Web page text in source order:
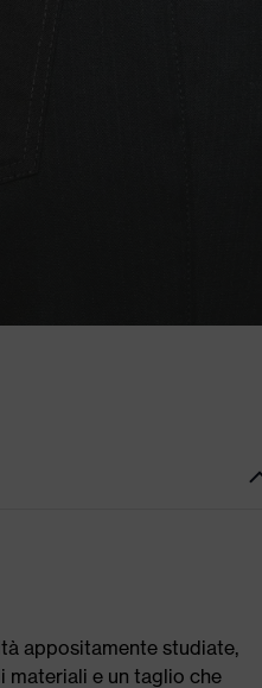
appositamente studiate,
e un taglio che